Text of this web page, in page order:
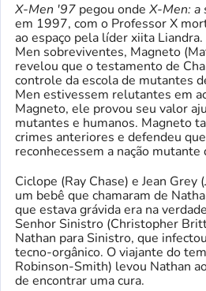
X-Men '97 pegou onde X-Men: a
em 1997, com o Professor X
ao espaço pela líder xiita
Men sobreviventes, Magneto
revelou que o testamento de
controle da escola de mutantes
Men estivessem relutantes em
Magneto, ele provou seu valor
mutantes e humanos. Magneto
crimes anteriores e defendeu
reconhecessem a nação mutante
Ciclope (Ray Chase) e Jean
um bebê que chamaram de
que estava grávida era na
Senhor Sinistro (Christopher
Nathan para Sinistro, que
tecno-orgânico. O viajante do
Robinson-Smith) levou Nathan
de encontrar uma cura.